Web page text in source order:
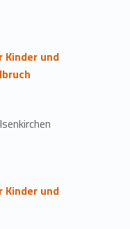
und
und